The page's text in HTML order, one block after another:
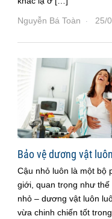
Nguyễn Bá Toàn · 25/
Bảo vệ dương vật
Cậu nhỏ luôn là một bộ
giới, quan trọng như
nhỏ – dương vật luôn
vừa chinh chiến tốt